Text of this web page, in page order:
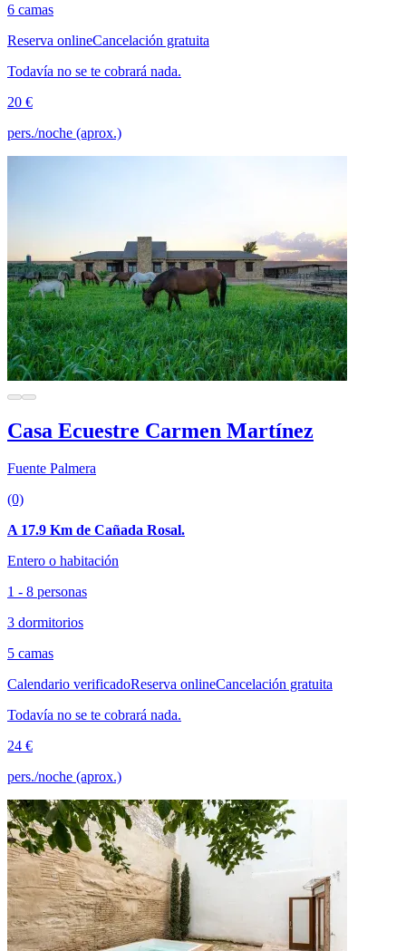
6 camas
Reserva onlineCancelación gratuita
Todavía no se te cobrará nada.
20 €
pers./noche (aprox.)
Casa Ecuestre Carmen Martínez
Fuente Palmera
(0)
A 17.9 Km de Cañada Rosal.
Entero o habitación
1 - 8 personas
3 dormitorios
5 camas
Calendario verificadoReserva onlineCancelación gratuita
Todavía no se te cobrará nada.
24 €
pers./noche (aprox.)